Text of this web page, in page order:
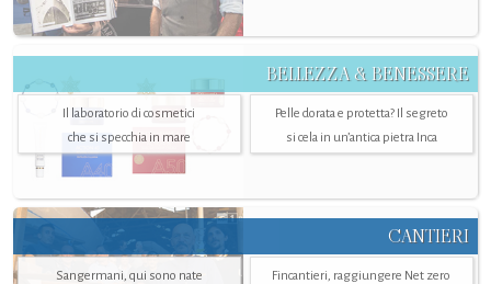
BELLEZZA & BENESSERE
Il laboratorio di cosmetici
che si specchia in mare
Pelle dorata e protetta? Il segreto
si cela in un’antica pietra Inca
CANTIERI
Sangermani, qui sono nate
Fincantieri, raggiungere Net zero